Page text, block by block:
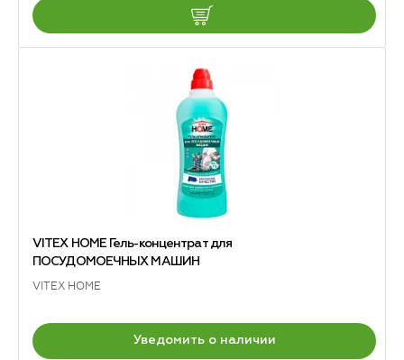
VITEX HOME Гель-концентрат для
ПОСУДОМОЕЧНЫХ МАШИН
VITEX HOME
Уведомить о наличии